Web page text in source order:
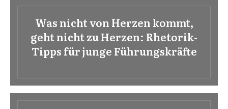
Was nicht von Herzen kommt,
geht nicht zu Herzen: Rhetorik-
Tipps für junge Führungskräfte